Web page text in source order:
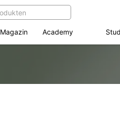
Magazin Academy